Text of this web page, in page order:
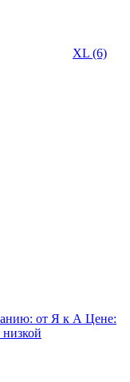
XL (6)
от Я к А Цене: